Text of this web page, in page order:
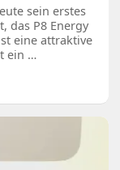
sein erstes
das P8 Energy
eine attraktive
ein …